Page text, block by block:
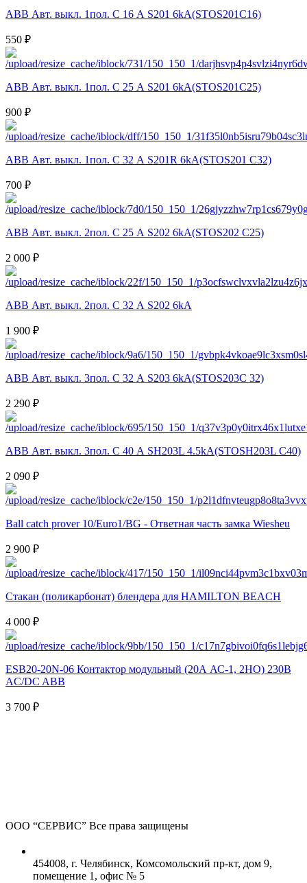
ABB Авт. выкл. 1пол. С 16 А S201 6kA(STOS201C16)
550 ₽
ABB Авт. выкл. 1пол. С 25 А S201 6kA(STOS201C25)
900 ₽
ABB Авт. выкл. 1пол. С 32 А S201R 6kA(STOS201 C32)
700 ₽
ABB Авт. выкл. 2пол. С 25 А S202 6kA(STOS202 C25)
2 000 ₽
ABB Авт. выкл. 2пол. С 32 А S202 6kA
1 900 ₽
ABB Авт. выкл. 3пол. С 32 А S203 6kA(STOS203C 32)
2 290 ₽
ABB Авт. выкл. 3пол. С 40 А SH203L 4.5kA(STOSH203L C40)
2 090 ₽
Ball catch prover 10/Euro1/BG - Ответная часть замка Wiesheu
2 900 ₽
Cтакан (поликарбонат) блендера для HAMILTON BEACH
4 000 ₽
ESB20-20N-06 Контактор модульный (20А АС-1, 2НО) 230В
AC/DC ABB
3 700 ₽
ООО “СЕРВИС” Все права защищены
454008, г. Челябинск, Комсомольский пр-кт, дом 9,
помещение 1, офис № 5